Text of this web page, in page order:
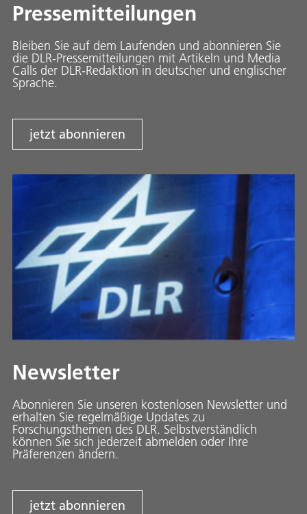
Pressemitteilungen
Bleiben Sie auf dem Laufenden und abonnieren Sie
die DLR-Pressemitteilungen mit Artikeln und Media
Calls der DLR-Redaktion in deutscher und englischer
Sprache.
jetzt abonnieren
Newsletter
Abonnieren Sie unseren kostenlosen Newsletter und
erhalten Sie regelmäßige Updates zu
Forschungsthemen des DLR. Selbstverständlich
können Sie sich jederzeit abmelden oder Ihre
Präferenzen ändern.
jetzt abonnieren